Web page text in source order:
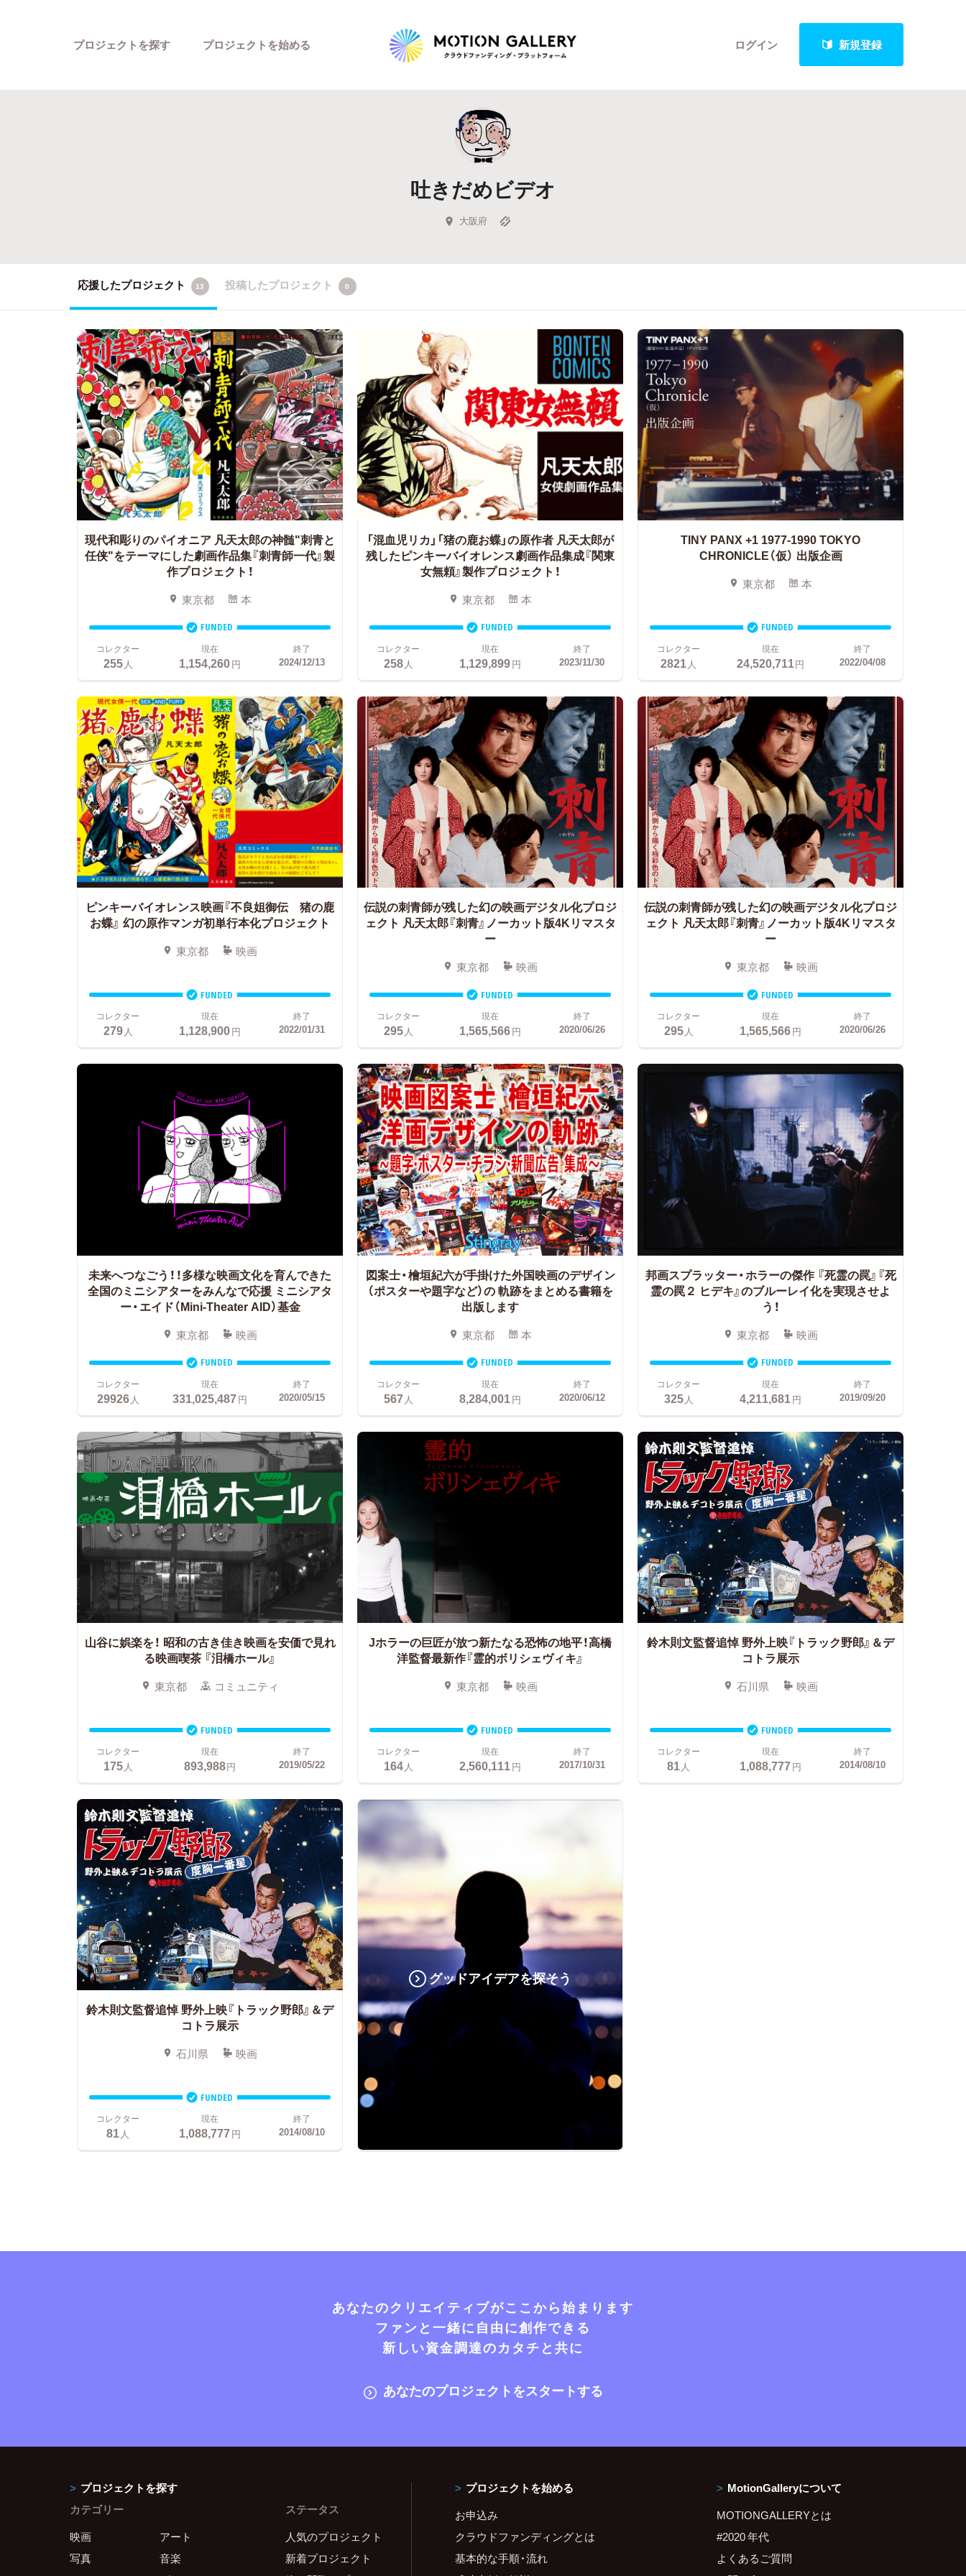
ログイン 新規登録
プロジェクトを探す
Highlight
新着プロジェクト
Feature
キュレーターから探す
プロジェクトを始める
吐きだめビデオ
大阪府
応援したプロジェクト 13 投稿したプロジェクト 0
現代和彫りのパイオニア 凡天太郎の神髄"刺青と
任侠"をテーマにした劇画作品集『刺青師一代』製
作プロジェクト！
東京都 本
FUNDED
コレクター
255人
現在
1,154,260円
終了
2024/12/13
「混血児リカ」「猪の鹿お蝶」の原作者 凡天太郎が
残したピンキーバイオレンス劇画作品集成『関東
女無頼』製作プロジェクト！
東京都 本
FUNDED
コレクター
258人
現在
1,129,899円
終了
2023/11/30
TINY PANX +1 1977-1990 TOKYO
CHRONICLE（仮） 出版企画
東京都 本
FUNDED
コレクター
2821人
現在
24,520,711円
終了
2022/04/08
ピンキーバイオレンス映画『不良姐御伝 猪の鹿
お蝶』 幻の原作マンガ初単行本化プロジェクト
東京都 映画
FUNDED
コレクター
279人
現在
1,128,900円
終了
2022/01/31
伝説の刺青師が残した幻の映画デジタル化プロジ
ェクト 凡天太郎『刺青』ノーカット版4Kリマスタ
ー
東京都 映画
FUNDED
コレクター
295人
現在
1,565,566円
終了
2020/06/26
伝説の刺青師が残した幻の映画デジタル化プロジ
ェクト 凡天太郎『刺青』ノーカット版4Kリマスタ
ー
東京都 映画
FUNDED
コレクター
295人
現在
1,565,566円
終了
2020/06/26
未来へつなごう！！多様な映画文化を育んできた
全国のミニシアターをみんなで応援 ミニシアタ
ー・エイド（Mini-Theater AID）基金
東京都 映画
FUNDED
コレクター
29926 人
現在
331,025,487円
終了
2020/05/15
図案士・檜垣紀六が手掛けた外国映画のデザイン
（ポスターや題字など）の軌跡をまとめる書籍を
出版します
東京都 本
FUNDED
コレクター
567 人
現在
8,284,001円
終了
2020/06/12
邦画スプラッター・ホラーの傑作『死霊の罠』『死
霊の罠２ ヒデキ』のブルーレイ化を実現させよ
う！
東京都 映画
FUNDED
コレクター
325 人
現在
4,211,681円
終了
2019/09/20
山谷に娯楽を！ 昭和の古き佳き映画を安価で見れ
る映画喫茶 『泪橋ホール』
東京都 コミュニティ
FUNDED
コレクター
175人
現在
893,988円
終了
2019/05/22
Jホラーの巨匠が放つ新たなる恐怖の地平！高橋
洋監督最新作『霊的ボリシェヴィキ』
東京都 映画
FUNDED
コレクター
164人
現在
2,560,111円
終了
2017/10/31
鈴木則文監督追悼 野外上映『トラック野郎』＆デ
コトラ展示
石川県 映画
FUNDED
コレクター
81人
現在
1,088,777円
終了
2014/08/10
鈴木則文監督追悼 野外上映『トラック野郎』＆デ
コトラ展示
石川県 映画
FUNDED
コレクター
81人
現在
1,088,777円
終了
2014/08/10
グッドアイデアを探そう
あなたのクリエイティブがここから始まります
ファンと一緒に自由に創作できる
新しい資金調達のカタチと共に
あなたのプロジェクトをスタートする
プロジェクトを探す
カテゴリー
映画
アート
写真
音楽
ステータス
人気のプロジェクト
新着プロジェクト
プロジェクトを始める
お申込み
クラウドファンディングとは
基本的な手順・流れ
MotionGalleryについて
MOTIONGALLERYとは
#2020 年代
よくあるご質問